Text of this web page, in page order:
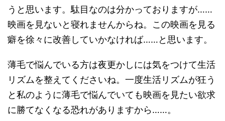
うと思います。駄目なのは分かっておりますが……
映画を見ないと寝れませんからね。この映画を見る
癖を徐々に改善していかなければ……と思います。
薄毛で悩んでいる方は夜更かしには気をつけて生活
リズムを整えてくださいね。一度生活リズムが狂う
と私のように薄毛で悩んでいても映画を見たい欲求
に勝てなくなる恐れがありますから……。